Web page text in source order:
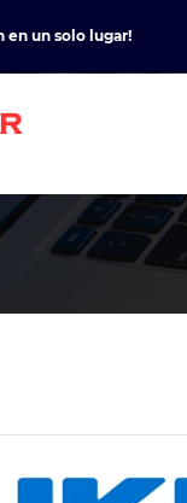
en un solo lugar!